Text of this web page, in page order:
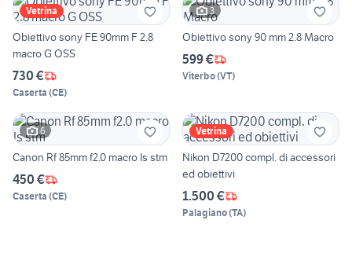
Vetrina
Obiettivo sony FE 90mm F 2.8
macro G OSS
730 €
Caserta (CE)
3
Obiettivo sony 90 mm 2.8 Macro
599 €
Viterbo(VT)
6
Canon Rf 85mm f2.0 macro Is stm
450 €
Caserta (CE)
Vetrina
Nikon D7200 compl. di accessori
ed obiettivi
1.500 €
Palagiano(TA)